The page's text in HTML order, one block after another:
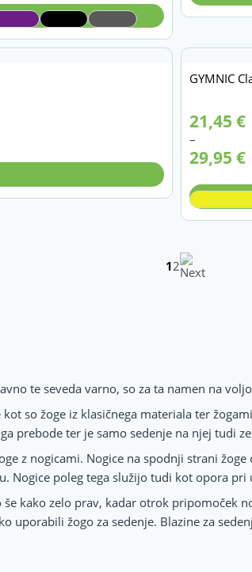
GYMNIC
21,45 €
–
29,95 €
Cenovni
razpon:
21,45 €
29,95 €
12
te seveda varno, so za ta namen na
so žoge iz klasičnega materiala ter
prebode ter je samo sedenje na njej tudi
z nogicami. Nogice na spodnji strani
Nogice poleg tega služijo tudi kot opora pri
kako zelo prav, kadar otrok pripomoček
uporabili žogo za sedenje. Blazine za